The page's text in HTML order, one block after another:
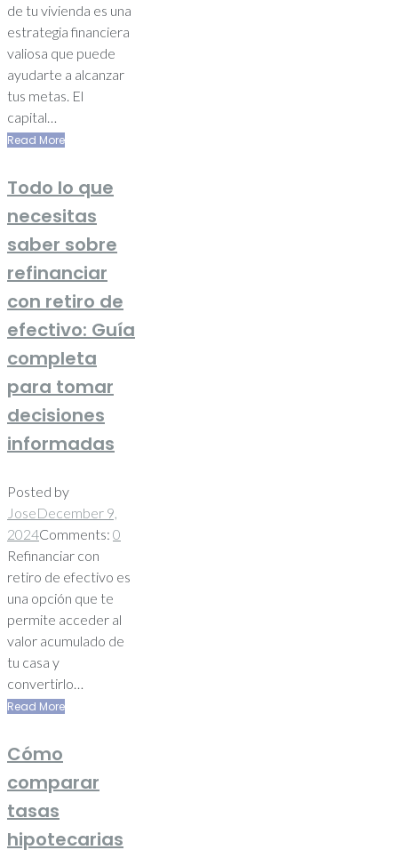
de tu vivienda es una
estrategia financiera
valiosa que puede
ayudarte a alcanzar
tus metas. El
capital…
Read More
Todo lo que
necesitas
saber sobre
refinanciar
con retiro de
efectivo: Guía
completa
para tomar
decisiones
informadas
Posted by
JoseDecember 9,
2024Comments: 0
Refinanciar con
retiro de efectivo es
una opción que te
permite acceder al
valor acumulado de
tu casa y
convertirlo…
Read More
Cómo
comparar
tasas
hipotecarias